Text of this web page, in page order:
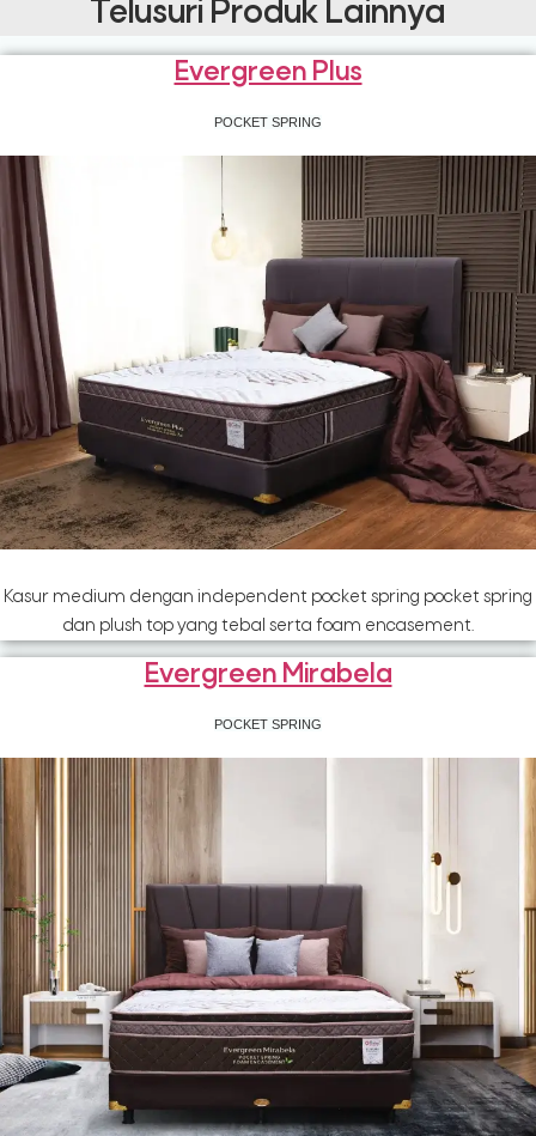
Telusuri Produk Lainnya
Evergreen Plus
POCKET SPRING
Kasur medium dengan independent pocket spring pocket spring
dan plush top yang tebal serta foam encasement.
Evergreen Mirabela
POCKET SPRING